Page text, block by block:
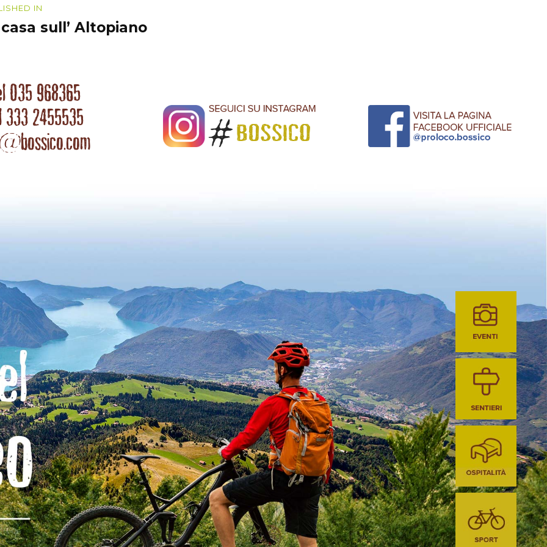
IN
sull’ Altopiano
035 968365
333 2455535